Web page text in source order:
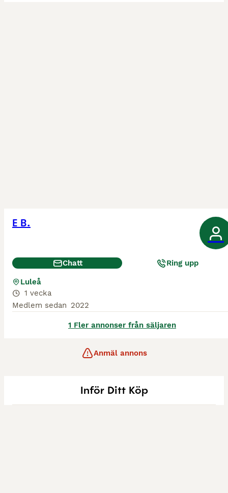
E B.
Chatt Ring upp
Luleå
1 vecka
Medlem sedan 2022
1 Fler annonser från säljaren
Anmäl annons
Inför Ditt Köp